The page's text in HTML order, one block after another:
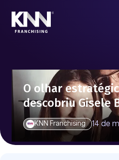
O olhar
descobriu Gisele
KNN Franchising 14 de